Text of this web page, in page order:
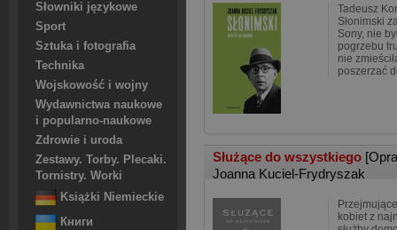
Słowniki językowe
Sport
Sztuka i fotografia
Technika
Wojskowość i wojny
Wydawnictwa naukowe
i popularno-naukowe
Zdrowie i uroda
Zestawy. Torby. Plecaki.
Tornistry. Worki
Książki Niemieckie
Книги
Tadeusz
Słonimski
Sony, nie
pogrzebu
nie
poszerzać
Służące do wszystkiego
Joanna Kuciel-Frydryszak
kobiet z